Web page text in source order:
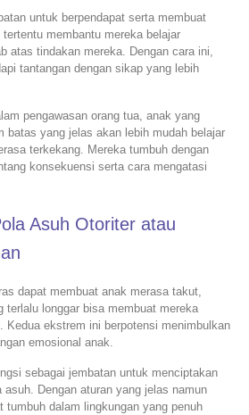
untuk berpendapat serta membuat
membantu mereka belajar
atas tindakan mereka. Dengan cara ini,
tantangan dengan sikap yang lebih
pengawasan orang tua, anak yang
batas yang jelas akan lebih mudah belajar
terkekang. Mereka tumbuh dengan
konsekuensi serta cara mengatasi
Asuh Otoriter atau
dapat membuat anak merasa takut,
terlalu longgar bisa membuat mereka
Kedua ekstrem ini berpotensi menimbulkan
emosional anak.
sebagai jembatan untuk menciptakan
asuh. Dengan aturan yang jelas namun
tumbuh dalam lingkungan yang penuh